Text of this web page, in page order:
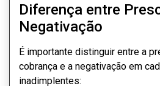
Diferença entre
Negativação
É importante distinguir entre a
cobrança e a negativação em
inadimplentes: